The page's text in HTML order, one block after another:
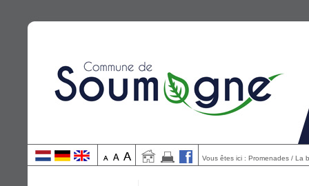
Vous êtes ici : Promenades / La